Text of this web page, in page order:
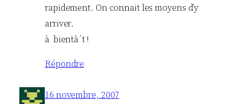
rapidement. On connait les moyens d’y
arriver.
à bientà´t !
Répondre
16 novembre, 2007